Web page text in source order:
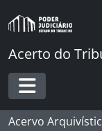
Acerto do
Toggle
Acervo